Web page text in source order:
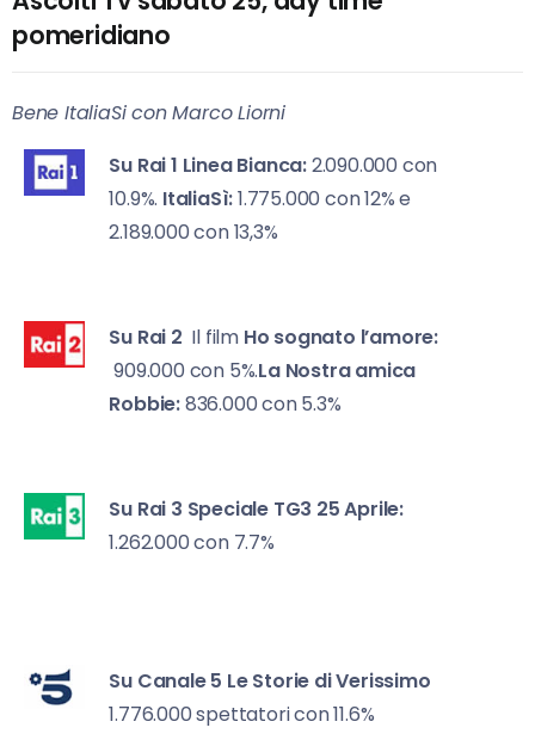
pomeridiano
Bene ItaliaSi con Marco Liorni
Su Rai 1 Linea Bianca:2.090.000 con
10.9%. ItaliaSì:1.775.000 con 12% e
2.189.000 con 13,3%
Su Rai 2 Il film Ho sognato l’amore:
909.000 con 5%.La Nostra amica
Robbie:836.000 con 5.3%
Su Rai 3 Speciale TG3 25 Aprile:
1.262.000 con 7.7%
Su Canale 5 Le Storie diVerissimo
1.776.000 spettatori con 11.6%